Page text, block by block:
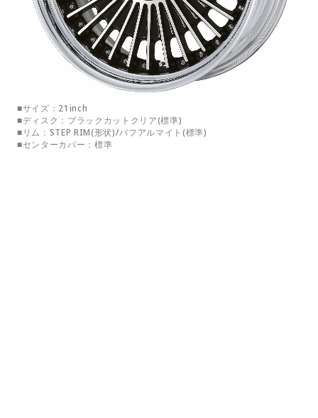
■サイズ：21inch
■ディスク：ブラックカットクリア(標準)
■リム：STEP RIM(形状)/バフアルマイト(標準)
■センターカバー：標準